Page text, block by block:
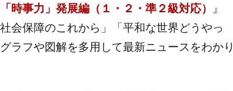
事力」発展編（１・２・準２級対応）
』
会保障のこれから」「平和な世界どうやっ
ラフや図解を多用して最新ニュースをわかり